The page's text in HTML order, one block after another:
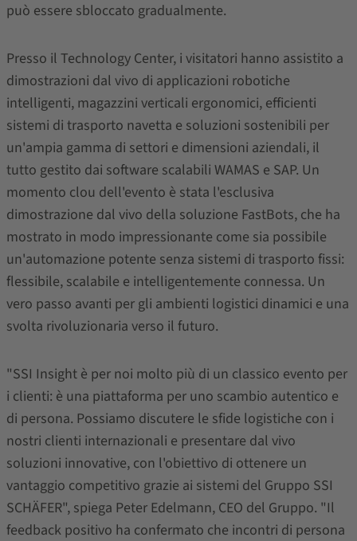
può essere sbloccato gradualmente.
Presso il Technology Center, i visitatori hanno assistito a
dimostrazioni dal vivo di applicazioni robotiche
intelligenti, magazzini verticali ergonomici, efficienti
sistemi di trasporto navetta e soluzioni sostenibili per
un'ampia gamma di settori e dimensioni aziendali, il
tutto gestito dai software scalabili WAMAS e SAP. Un
momento clou dell'evento è stata l'esclusiva
dimostrazione dal vivo della soluzione FastBots, che ha
mostrato in modo impressionante come sia possibile
un'automazione potente senza sistemi di trasporto fissi:
flessibile, scalabile e intelligentemente connessa. Un
vero passo avanti per gli ambienti logistici dinamici e una
svolta rivoluzionaria verso il futuro.
"SSI Insight è per noi molto più di un classico evento per
i clienti: è una piattaforma per uno scambio autentico e
di persona. Possiamo discutere le sfide logistiche con i
nostri clienti internazionali e presentare dal vivo
soluzioni innovative, con l'obiettivo di ottenere un
vantaggio competitivo grazie ai sistemi del Gruppo SSI
SCHÄFER", spiega Peter Edelmann, CEO del Gruppo. "Il
feedback positivo ha confermato che incontri di persona